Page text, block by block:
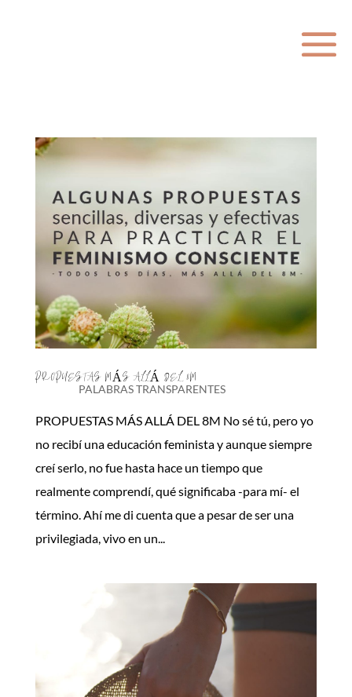
PROPUESTAS MÁS ALLÁ DEL 8M
PALABRAS TRANSPARENTES
PROPUESTAS MÁS ALLÁ DEL 8M No sé tú, pero yo
no recibí una educación feminista y aunque siempre
creí serlo, no fue hasta hace un tiempo que
realmente comprendí, qué significaba -para mí- el
término. Ahí me di cuenta que a pesar de ser una
privilegiada, vivo en un...